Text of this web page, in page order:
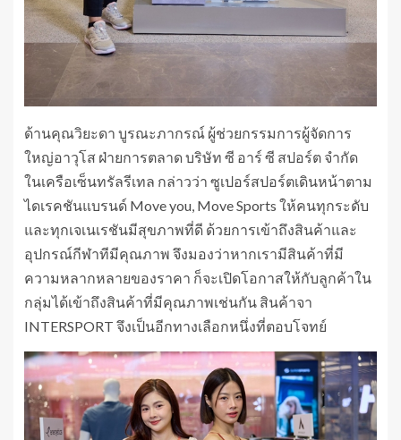
ด้านคุณวิยะดา บูรณะภากรณ์ ผู้ช่วยกรรมการผู้จัดการ
ใหญ่อาวุโส ฝ่ายการตลาด บริษัท ซี อาร์ ซี สปอร์ต จำกัด
ในเครือเซ็นทรัลรีเทล กล่าวว่า ซูเปอร์สปอร์ตเดินหน้าตาม
ไดเรคชันแบรนด์ Move you, Move Sports ให้คนทุกระดับ
และทุกเจเนเรชันมีสุขภาพที่ดี ด้วยการเข้าถึงสินค้าและ
อุปกรณ์กีฬาทีมีคุณภาพ จึงมองว่าหากเรามีสินค้าที่มี
ความหลากหลายของราคา ก็จะเปิดโอกาสให้กับลูกค้าใน
กลุ่มได้เข้าถึงสินค้าที่มีคุณภาพเช่นกัน สินค้าจา
INTERSPORT จึงเป็นอีกทางเลือกหนึ่งที่ตอบโจทย์